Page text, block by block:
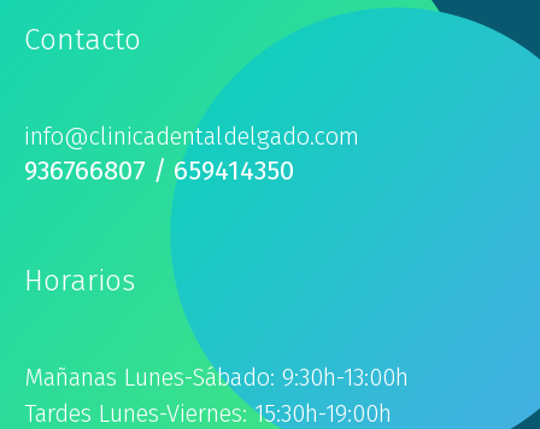
Contacto
info@clinicadentaldelgado.com
936766807 / 659414350
Horarios
Mañanas Lunes-Sábado: 9:30h-13:00h
Tardes Lunes-Viernes: 15:30h-19:00h